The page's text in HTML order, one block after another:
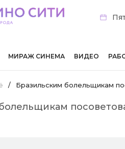
МИРАЖ СИНЕМА ВИДЕО
/ Бразильским болельщикам